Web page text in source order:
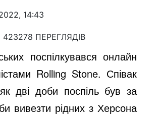
14:43
423278 ПЕРЕГЛЯДІВ
поспілкувався онлайн
Rolling Stone. Співак
дві доби поспіль був за
вивезти рідних з Херсона